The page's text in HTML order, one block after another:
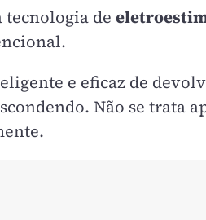
tecnologia de
e eficaz de
Não se trata